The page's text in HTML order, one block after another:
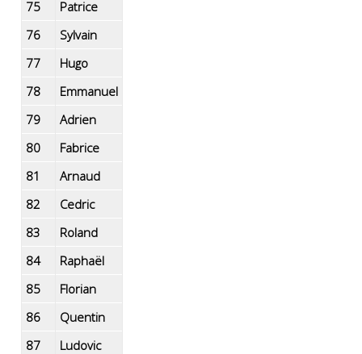
75
Patrice
76
Sylvain
77
Hugo
78
Emmanuel
79
Adrien
80
Fabrice
81
Arnaud
82
Cedric
83
Roland
84
Raphaël
85
Florian
86
Quentin
87
Ludovic